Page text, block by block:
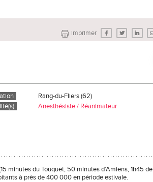
imprimer
Rang-du-Fliers (62)
Anesthésiste / Réanimateur
minutes du Touquet, 50 minutes d’Amiens, 1h45 de
à près de 400 000 en période estivale.